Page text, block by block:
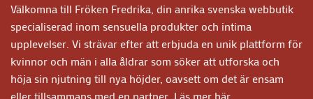
Välkomna till Fröken Fredrika, din anrika svenska webbutik
specialiserad inom sensuella produkter och intima
upplevelser. Vi strävar efter att erbjuda en unik plattform för
kvinnor och män i alla åldrar som söker att utforska och
höja sin njutning till nya höjder, oavsett om det är ensam
eller tillsammans med en partner. Läs mer här